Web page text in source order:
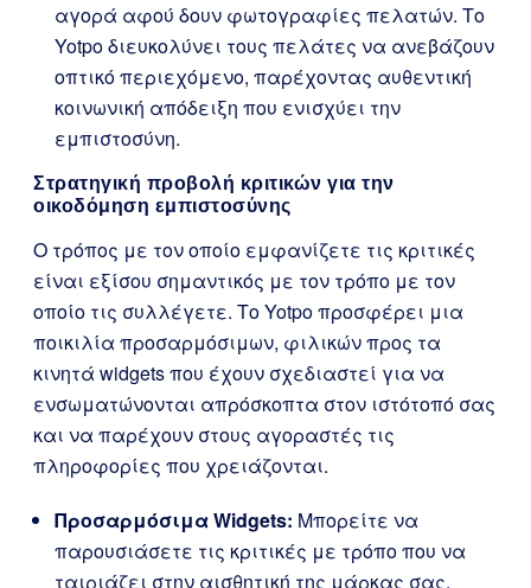
αγορά αφού δουν φωτογραφίες πελατών. Το
Yotpo διευκολύνει τους πελάτες να ανεβάζουν
οπτικό περιεχόμενο, παρέχοντας αυθεντική
κοινωνική απόδειξη που ενισχύει την
εμπιστοσύνη.
Στρατηγική προβολή κριτικών για την
οικοδόμηση εμπιστοσύνης
Ο τρόπος με τον οποίο εμφανίζετε τις κριτικές
είναι εξίσου σημαντικός με τον τρόπο με τον
οποίο τις συλλέγετε. Το Yotpo προσφέρει μια
ποικιλία προσαρμόσιμων, φιλικών προς τα
κινητά widgets που έχουν σχεδιαστεί για να
ενσωματώνονται απρόσκοπτα στον ιστότοπό σας
και να παρέχουν στους αγοραστές τις
πληροφορίες που χρειάζονται.
Προσαρμόσιμα Widgets: Μπορείτε να
παρουσιάσετε τις κριτικές με τρόπο που να
ταιριάζει στην αισθητική της μάρκας σας.